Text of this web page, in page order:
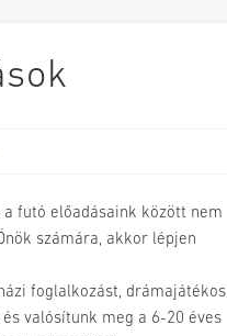
futó előadásaink között nem
számára, akkor lépjen
foglalkozást, drámajátékos
valósítunk meg a 6-20 éves